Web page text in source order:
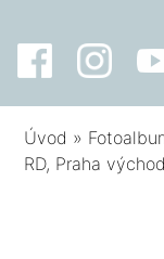
Úvod »
RD, Praha